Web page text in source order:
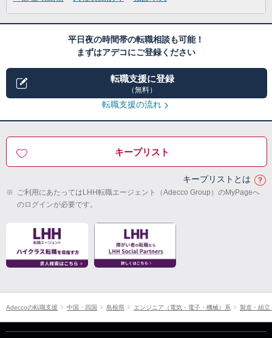
平日夜の時間帯の転職相談も可能！
まずはアデコにご登録ください
転職支援に登録
（無料）
転職支援の流れ
キープリスト
キープリストとは
※ ご利用にあたってはLHH転職エージェント（Adecco Group）のMyPageへ
のログインが必要です。
Adeccoの転職支援 中国・四国 島根県 エンジニア（電気・電子・機械）系 製造・組立